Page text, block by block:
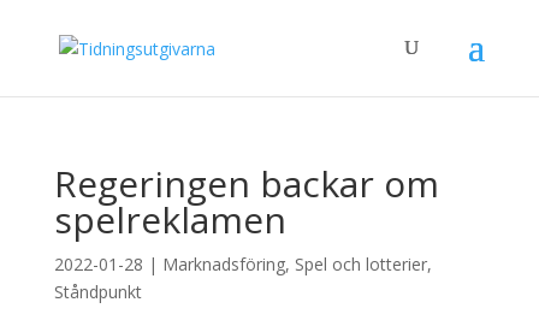
Regeringen backar om
spelreklamen
2022-01-28 | Marknadsföring, Spel och lotterier,
Ståndpunkt